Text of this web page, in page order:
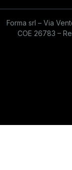
Forma srl – Via
COE 26783 –